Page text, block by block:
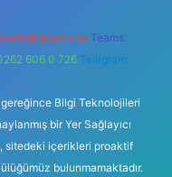
Teams:
606 0 726 Telegram:
gereğince Bilgi Teknolojileri
bir Yer Sağlayıcı
sitedeki içerikleri proaktif
bulunmamaktadır.